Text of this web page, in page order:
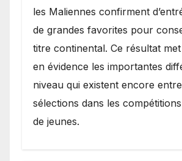
les Maliennes confirment
de grandes favorites pour
titre continental. Ce résultat
en évidence les importantes
niveau qui existent encore
sélections dans les
de jeunes.